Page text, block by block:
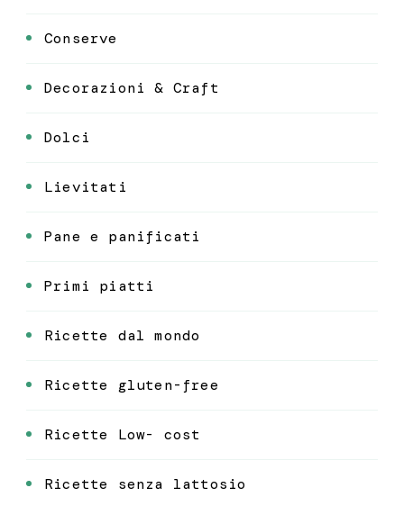
Conserve
Decorazioni & Craft
Dolci
Lievitati
Pane e panificati
Primi piatti
Ricette dal mondo
Ricette gluten-free
Ricette Low- cost
Ricette senza lattosio